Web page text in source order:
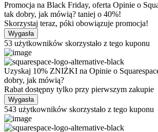
Promocja na Black Friday, oferta Opinie o
tak dobry, jak mówią? taniej o 40%!
Skorzystaj teraz, póki obowiązuje promocja!
Wygasła
53 użytkowników skorzystało z tego kuponu
Uzyskaj 10% ZNIŻKI na Opinie o
dobry, jak mówią?
Rabat dostępny tylko przy pierwszym zakupie
Wygasła
543 użytkowników skorzystało z tego kuponu